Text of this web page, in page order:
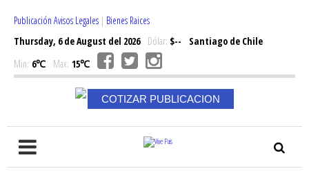
Publicación Avisos Legales | Bienes Raices
Thursday, 6 de August del 2026Dólar: $--
Santiago de Chile
Min: 6℃ Max: 15℃
COTIZAR PUBLICACION